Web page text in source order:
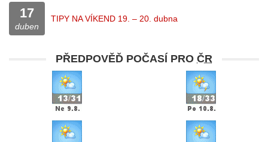
17
duben
TIPY NA VÍKEND 19. – 20. dubna
PŘEDPOVĚĎ POČASÍ PRO ČR